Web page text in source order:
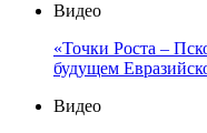
Видео
«Точки Роста –
будущем
Видео